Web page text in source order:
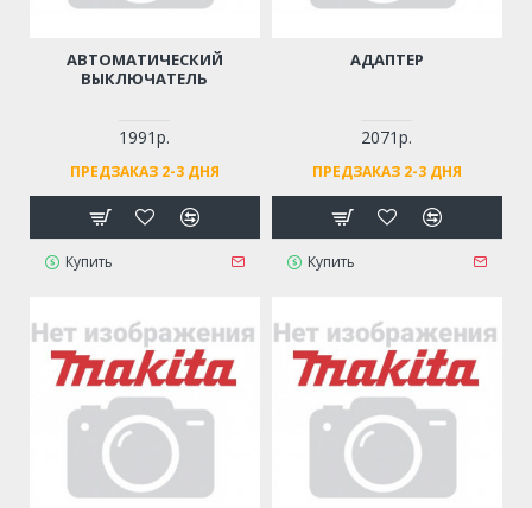
АВТОМАТИЧЕСКИЙ
ВЫКЛЮЧАТЕЛЬ
1991р.
ПРЕДЗАКАЗ 2-3 ДНЯ
Купить
АДАПТЕР
2071р.
ПРЕДЗАКАЗ 2-3 ДНЯ
Купить